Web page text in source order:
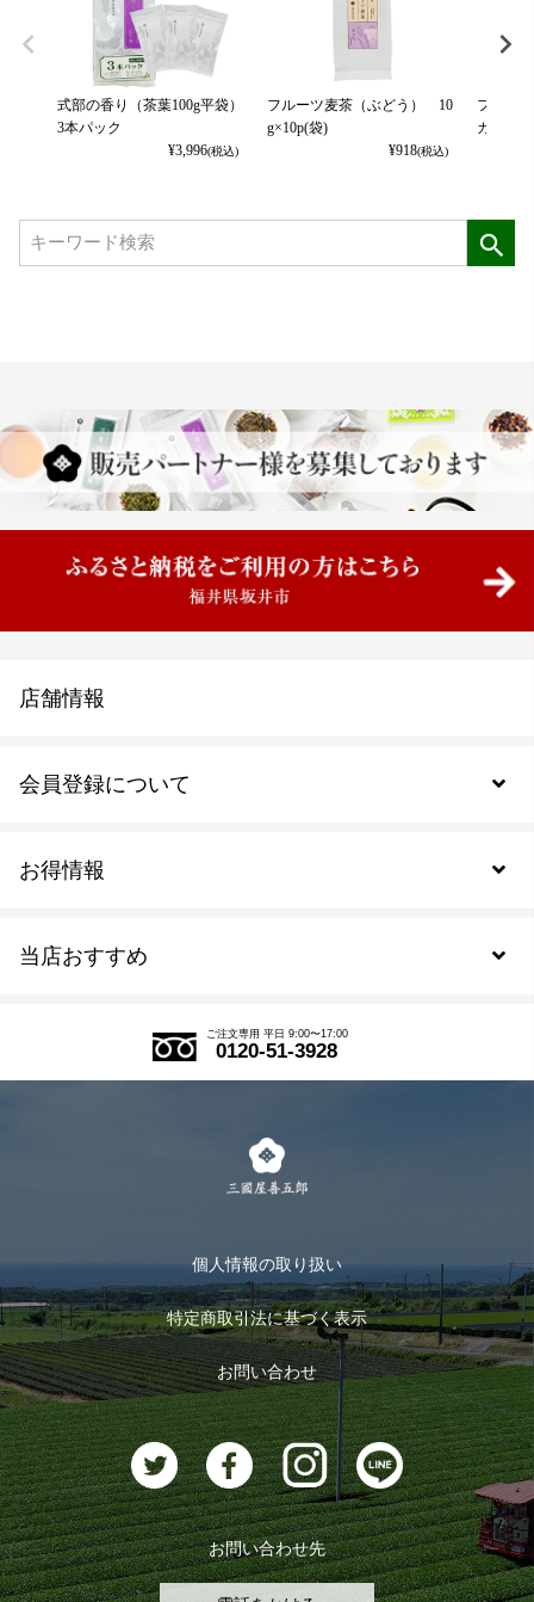
式部の香り（茶葉100g平袋）
3本パック
¥3,996(税込)
フルーツ麦茶（ぶどう） 10
g×10p(袋)
¥918(税込)
フルー
カット
当店おすすめ
式部の香りシリーズ
お茶のギフト
おすすめのお茶
お茶に合うスイーツ
お得情報
会員登録について
会員規約について
ログイン
ログアウト
店舗情報
ご注文専用 平日 9:00〜17:00
0120-51-3928
個人情報の取り扱い
特定商取引法に基づく表示
お問い合わせ
お問い合わせ先